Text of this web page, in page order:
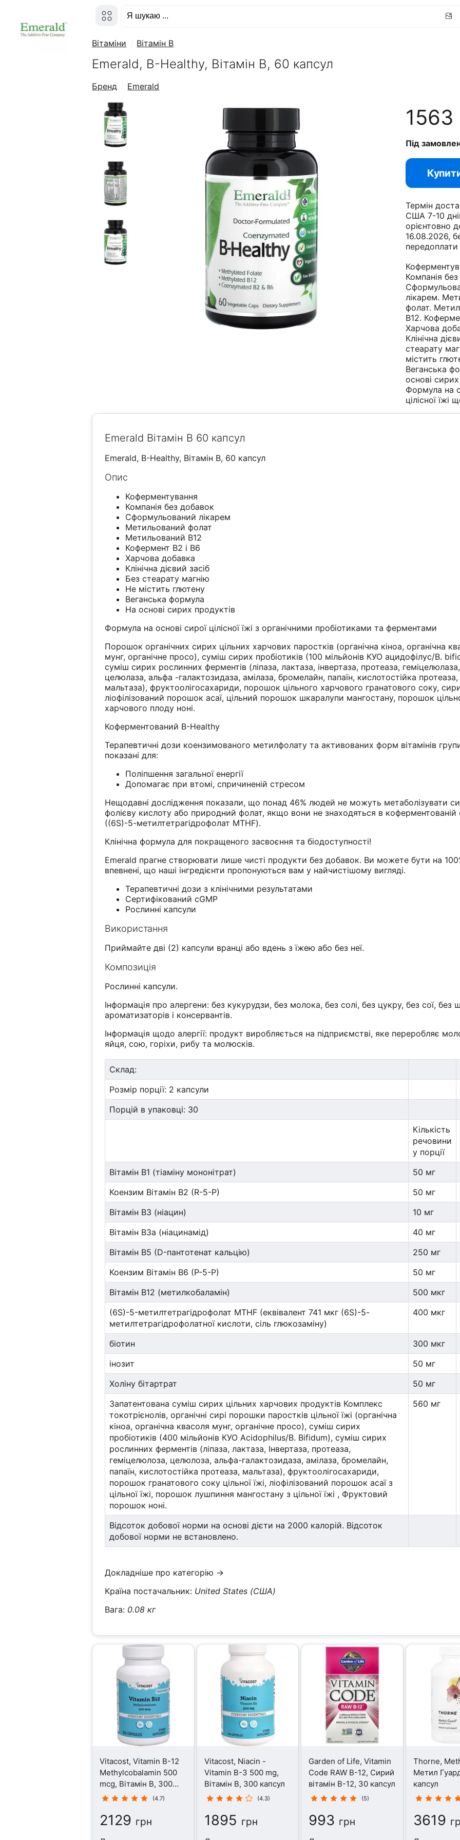
Вітаміни Вітамін B
Emerald, B-Healthy, Вітамін B, 60 капсул
Бренд Emerald
1563
Під
Термін
США 7-10
орієнтовно
16.08.2026,
передоплати
Компанія
лікарем.
фолат.
B12.
Харчова
Клінічна
стеарату
містить
Веганська
основі
Формула на
цілісної їжі
Emerald Вітамін B 60 капсул
Emerald, B-Healthy, Вітамін B, 60 капсул
Опис
Коферментування
Компанія без добавок
Сформульований лікарем
Метильований фолат
Метильований B12
Кофермент В2 і В6
Харчова добавка
Клінічна дієвий засіб
Без стеарату магнію
Не містить глютену
Веганська формула
На основі сирих продуктів
Формула на основі сирої цілісної їжі з органічними пробіотиками та ферментами
Порошок органічних сирих цільних харчових паростків (органічна кіноа, органічна
мунг, органічне просо), суміш сирих пробіотиків (100 мільйонів КУО ацидофілус/B.
суміш сирих рослинних ферментів (ліпаза, лактаза, інвертаза, протеаза, геміцелюлаза,
целюлаза, альфа -галактозидаза, амілаза, бромелайн, папаїн, кислотостійка протеаза,
мальтаза), фруктоолігосахариди, порошок цільного харчового гранатового соку,
ліофілізований порошок асаї, цільний порошок шкаралупи мангостану, порошок
харчового плоду ноні.
Коферментований B-Healthy
Терапевтичні дози коензимованого метилфолату та активованих форм вітамінів
показані для:
Поліпшення загальної енергії
Допомагає при втомі, спричиненій стресом
Нещодавні дослідження показали, що понад 46% людей не можуть метаболізувати
фолієву кислоту або природний фолат, якщо вони не знаходяться в коферментованій
((6S)-5-метилтетрагідрофолат MTHF).
Клінічна формула для покращеного засвоєння та біодоступності!
Emerald прагне створювати лише чисті продукти без добавок. Ви можете бути на
впевнені, що наші інгредієнти пропонуються вам у найчистішому вигляді.
Терапевтичні дози з клінічними результатами
Сертифікований cGMP
Рослинні капсули
Використання
Приймайте дві (2) капсули вранці або вдень з їжею або без неї.
Композиція
Рослинні капсули.
Інформація про алергени: без кукурудзи, без молока, без солі, без цукру, без сої, без
ароматизаторів і консервантів.
Інформація щодо алергії: продукт виробляється на підприємстві, яке переробляє
яйця, сою, горіхи, рибу та молюсків.
Склад:
Розмір порції: 2 капсули
Порцій в упаковці: 30
Кількість
речовини
у порції
Вітамін В1 (тіаміну мононітрат)
50 мг
Коензим Вітамін B2 (R-5-P)
50 мг
Вітамін В3 (ніацин)
10 мг
Вітамін B3a (ніацинамід)
40 мг
Вітамін B5 (D-пантотенат кальцію)
250 мг
Коензим Вітамін B6 (P-5-P)
50 мг
Вітамін В12 (метилкобаламін)
500 мкг
(6S)-5-метилтетрагідрофолат MTHF (еквівалент 741 мкг (6S)-5-
метилтетрагідрофолатної кислоти, сіль глюкозаміну)
400 мкг
біотин
300 мкг
інозит
50 мг
Холіну бітартрат
50 мг
Запатентована суміш сирих цільних харчових продуктів Комплекс
токотрієнолів, органічні сирі порошки паростків цільної їжі (органічна
кіноа, органічна квасоля мунг, органічне просо), суміш сирих
пробіотиків (400 мільйонів КУО Acidophilus/B. Bifidum), суміш сирих
рослинних ферментів (ліпаза, лактаза, Інвертаза, протеаза,
геміцелюлоза, целюлоза, альфа-галактозидаза, амілаза, бромелайн,
папаїн, кислотостійка протеаза, мальтаза), фруктоолігосахариди,
порошок гранатового соку цільної їжі, ліофілізований порошок асаї з
цільної їжі, порошок лушпиння мангостану з цільної їжі , Фруктовий
порошок ноні.
560 мг
Відсоток добової норми на основі дієти на 2000 калорій. Відсоток
добової норми не встановлено.
Докладніше про категорію →
Країна постачальник: United States (США)
Вага: 0.08 кг
Vitacost, Vitamin B-12
Methylcobalamin 500
mcg, Вітамін B, 300
капсул
(4.7)
2129 грн
Vitacost, Niacin -
Vitamin B-3 500 mg,
Вітамін B, 300 капсул
(4.3)
1895 грн
Garden of Life, Vitamin
Code RAW B-12, Сирий
вітамін B-12, 30 капсул
(5)
993 грн
Thorne,
Метил
капсул
3619